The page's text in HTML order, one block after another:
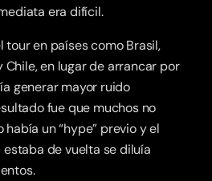
era difícil.
tour en países como Brasil,
Chile, en lugar de arrancar por
generar mayor ruido
fue que muchos no
un “hype” previo y el
de vuelta se diluía